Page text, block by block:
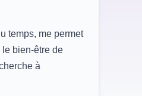
temps, me permet
bien-être de
à